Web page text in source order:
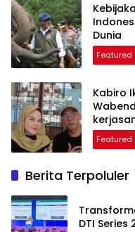
Dunia
Featured
Kabiro
Featured
Berita Terpoluler
DTI